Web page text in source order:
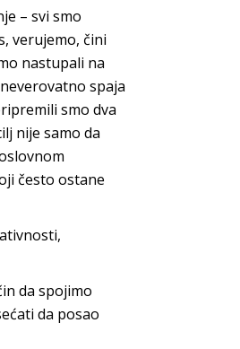
– svi smo
verujemo, čini
nastupali na
spaja
smo dva
nije samo da
često ostane
da spojimo
da posao